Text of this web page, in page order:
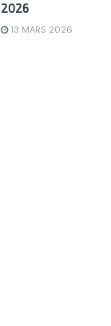
2026
13 MARS 2026